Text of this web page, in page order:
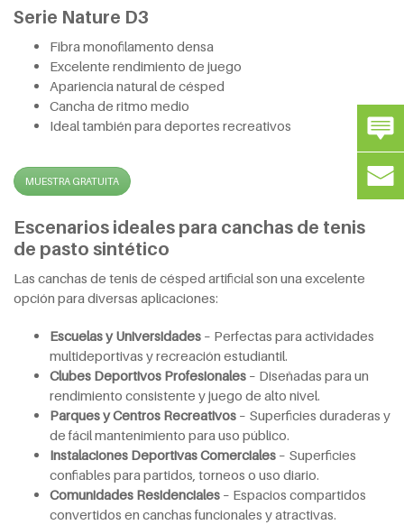
Serie Nature D3
Fibra monofilamento densa
Excelente rendimiento de juego
Apariencia natural de césped
Cancha de ritmo medio
Ideal también para deportes recreativos
MUESTRA GRATUITA
Escenarios ideales para canchas de tenis
de pasto sintético
Las canchas de tenis de césped artificial son una excelente
opción para diversas aplicaciones:
Escuelas y Universidades – Perfectas para actividades
multideportivas y recreación estudiantil.
Clubes Deportivos Profesionales – Diseñadas para un
rendimiento consistente y juego de alto nivel.
Parques y Centros Recreativos – Superficies duraderas y
de fácil mantenimiento para uso público.
Instalaciones Deportivas Comerciales – Superficies
confiables para partidos, torneos o uso diario.
Comunidades Residenciales – Espacios compartidos
convertidos en canchas funcionales y atractivas.